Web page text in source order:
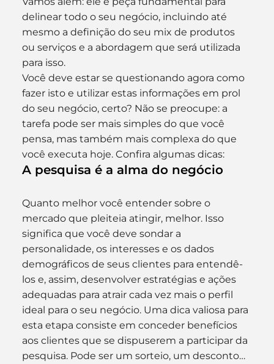
delinear todo o seu negócio, incluindo até
mesmo a definição do seu mix de produtos
ou serviços e a abordagem que será utilizada
para isso.
Você deve estar se questionando agora como
fazer isto e utilizar estas informações em prol
do seu negócio, certo? Não se preocupe: a
tarefa pode ser mais simples do que você
pensa, mas também mais complexa do que
você executa hoje. Confira algumas dicas:
A pesquisa é a alma do negócio
Quanto melhor você entender sobre o
mercado que pleiteia atingir, melhor. Isso
significa que você deve sondar a
personalidade, os interesses e os dados
demográficos de seus clientes para entendê-
los e, assim, desenvolver estratégias e ações
adequadas para atrair cada vez mais o perfil
ideal para o seu negócio. Uma dica valiosa para
esta etapa consiste em conceder benefícios
aos clientes que se dispuserem a participar da
pesquisa. Pode ser um sorteio, um desconto…